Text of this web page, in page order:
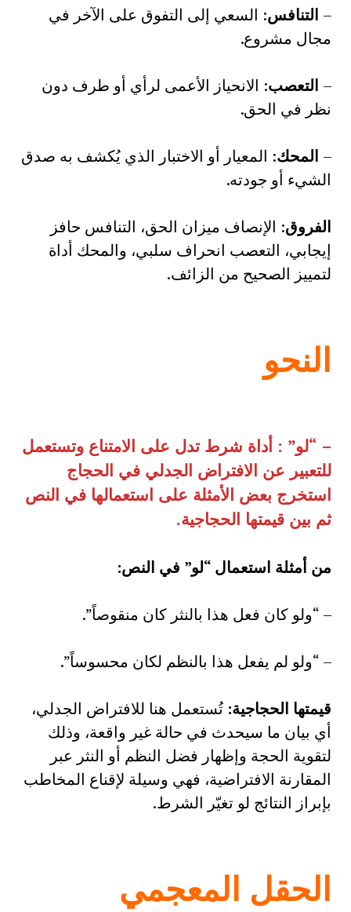
– التنافس: السعي إلى التفوق على الآخر في
مجال مشروع.
– التعصب: الانحياز الأعمى لرأي أو طرف دون
نظر في الحق.
– المحك: المعيار أو الاختبار الذي يُكشف به صدق
الشيء أو جودته.
الفروق: الإنصاف ميزان الحق، التنافس حافز
إيجابي، التعصب انحراف سلبي، والمحك أداة
لتمييز الصحيح من الزائف.
النحو
– “لو” : أداة شرط تدل على الامتناع وتستعمل
للتعبير عن الافتراض الجدلي في الحجاج
استخرج بعض الأمثلة على استعمالها في النص
ثم بين قيمتها الحجاجية.
من أمثلة استعمال “لو” في النص:
– “ولو كان فعل هذا بالنثر كان منقوصاً”.
– “ولو لم يفعل هذا بالنظم لكان محسوساً”.
قيمتها الحجاجية: تُستعمل هنا للافتراض الجدلي،
أي بيان ما سيحدث في حالة غير واقعة، وذلك
لتقوية الحجة وإظهار فضل النظم أو النثر عبر
المقارنة الافتراضية، فهي وسيلة لإقناع المخاطب
بإبراز النتائج لو تغيّر الشرط.
الحقل المعجمي